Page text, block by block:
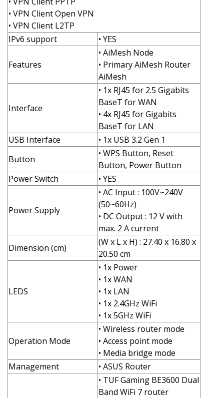
• VPN Client Open VPN
• VPN Client L2TP
IPv6 support
• YES
Features
• AiMesh Node
• Primary AiMesh Router
AiMesh
Interface
• 1x RJ45 for 2.5 Gigabits
BaseT for WAN
• 4x RJ45 for Gigabits
BaseT for LAN
USB Interface
• 1x USB 3.2 Gen 1
Button
• WPS Button, Reset
Button, Power Button
Power Switch
• YES
Power Supply
• AC Input : 100V~240V
(50~60Hz)
• DC Output : 12 V with
max. 2 A current
Dimension (cm)
(W x L x H) : 27.40 x 16.80 x
20.50 cm
LEDS
• 1x Power
• 1x WAN
• 1x LAN
• 1x 2.4GHz WiFi
• 1x 5GHz WiFi
Operation Mode
• Wireless router mode
• Access point mode
• Media bridge mode
Management
• ASUS Router
• TUF Gaming BE3600 Dual
Band WiFi 7 router